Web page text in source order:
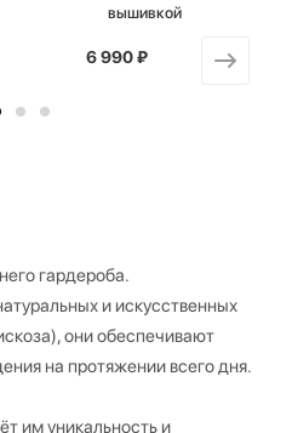
вышивкой
от
6 990 ₽
гардероба.
и искусственных
они обеспечивают
на протяжении всего дня.
им уникальность и